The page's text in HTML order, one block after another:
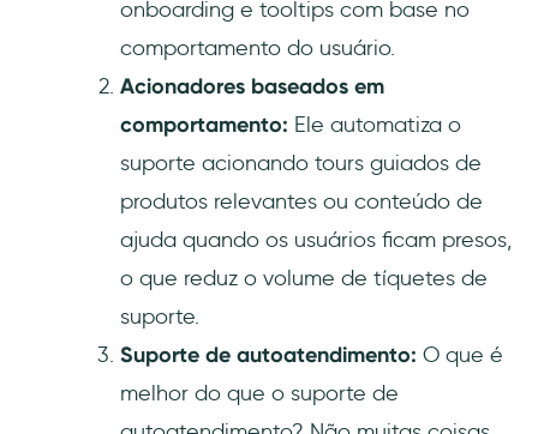
onboarding e tooltips com base no
comportamento do usuário.
Acionadores baseados em
comportamento: Ele automatiza o
suporte acionando tours guiados de
produtos relevantes ou conteúdo de
ajuda quando os usuários ficam presos,
o que reduz o volume de tíquetes de
suporte.
Suporte de autoatendimento: O que é
melhor do que o suporte de